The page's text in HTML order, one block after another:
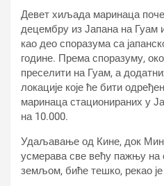
Девет хиљада маринаца
децембру из Јапана на Гуам
као део споразума са
године. Према споразуму,
преселити на Гуам, а
локације које ће бити
маринаца стационираних у
на 10.000.
Удаљавање од Кине, док
усмерава све већу пажњу на
земљом, биће тешко, рекао